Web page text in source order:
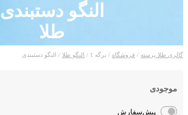
النگو دستبندی
طلا
طلا پرسته /فروشگاه/ برگه 1 / النگو طلا / النگو دستبندی
موجودی
پیش‌سفارش